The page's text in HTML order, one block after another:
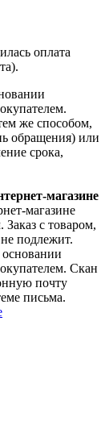
оплата
же способом,
обращения) или
срока,
магазине
магазине
с товаром,
подлежит.
Скан
почту
письма.